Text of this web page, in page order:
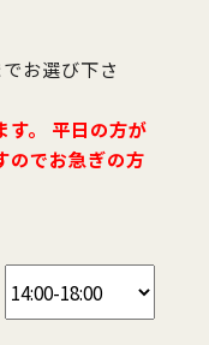
お選び下さ
す。 平日の方が
のでお急ぎの方